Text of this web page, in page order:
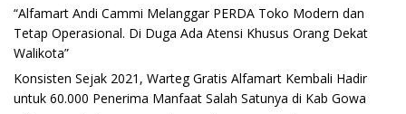
“Alfamart Andi Cammi Melanggar PERDA Toko Modern dan
Tetap Operasional. Di Duga Ada Atensi Khusus Orang Dekat
Walikota”
Konsisten Sejak 2021, Warteg Gratis Alfamart Kembali Hadir
untuk 60.000 Penerima Manfaat Salah Satunya di Kab Gowa